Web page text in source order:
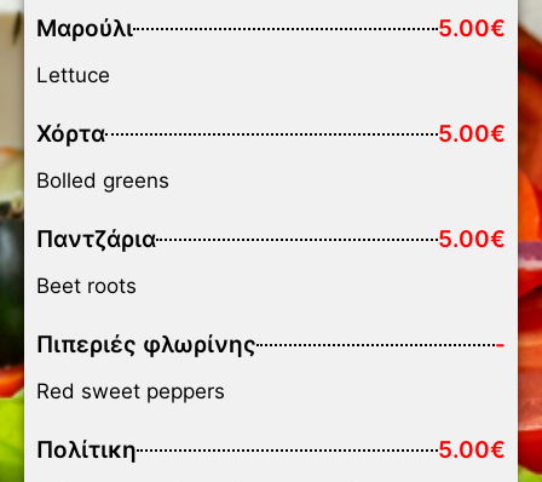
Μαρούλι 5.00€
Lettuce
Χόρτα 5.00€
Bolled greens
Παντζάρια 5.00€
Beet roots
Πιπεριές φλωρίνης -
Red sweet peppers
Πολίτικη 5.00€